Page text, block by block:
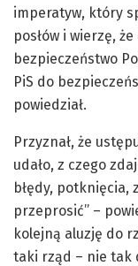
imperatyw, który
posłów i wierzę,
bezpieczeństwo
PiS do
powiedział.
Przyznał, że
udało, z czego
błędy, potknięcia,
przeprosić” –
kolejną aluzję do
taki rząd – nie tak